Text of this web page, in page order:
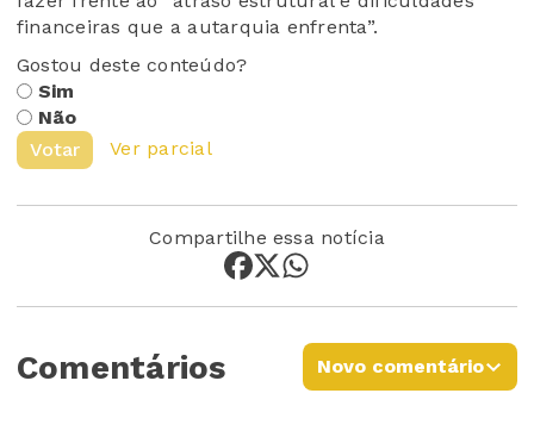
financeiras que a autarquia enfrenta”.
Gostou deste conteúdo?
Sim
Não
Votar
Ver parcial
Compartilhe essa notícia
Comentários Novo comentário